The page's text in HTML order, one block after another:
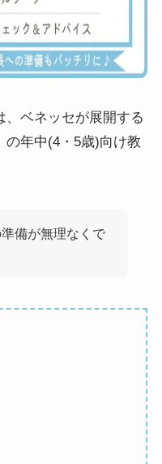
、ベネッセが展開する
の年中(4・5歳)向け教
備が無理なくで